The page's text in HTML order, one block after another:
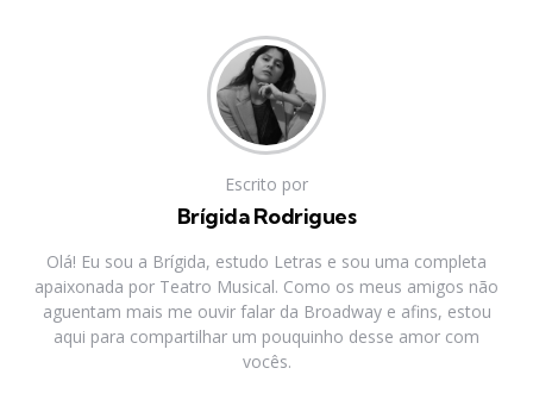
Escrito por
Brígida Rodrigues
Olá! Eu sou a Brígida, estudo Letras e sou uma completa
apaixonada por Teatro Musical. Como os meus amigos não
aguentam mais me ouvir falar da Broadway e afins, estou
aqui para compartilhar um pouquinho desse amor com
vocês.